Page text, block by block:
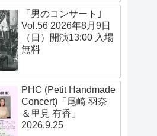
「男のコンサート｣
Vol.56 2026年8月9日
（日）開演13:00 入場
無料
PHC (Petit Handmade
Concert)「尾崎 羽奈
＆里見 有香」
2026.9.25